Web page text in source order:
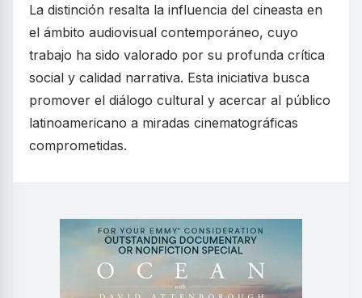
La distinción resalta la influencia del cineasta en
el ámbito audiovisual contemporáneo, cuyo
trabajo ha sido valorado por su profunda crítica
social y calidad narrativa. Esta iniciativa busca
promover el diálogo cultural y acercar al público
latinoamericano a miradas cinematográficas
comprometidas.